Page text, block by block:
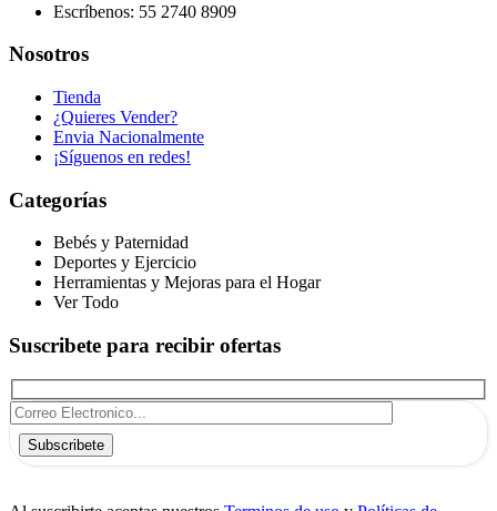
Escríbenos: 55 2740 8909
Nosotros
Tienda
¿Quieres Vender?
Envia Nacionalmente
¡Síguenos en redes!
Categorías
Bebés y Paternidad
Deportes y Ejercicio
Herramientas y Mejoras para el Hogar
Ver Todo
Suscribete para recibir ofertas
Subscribete